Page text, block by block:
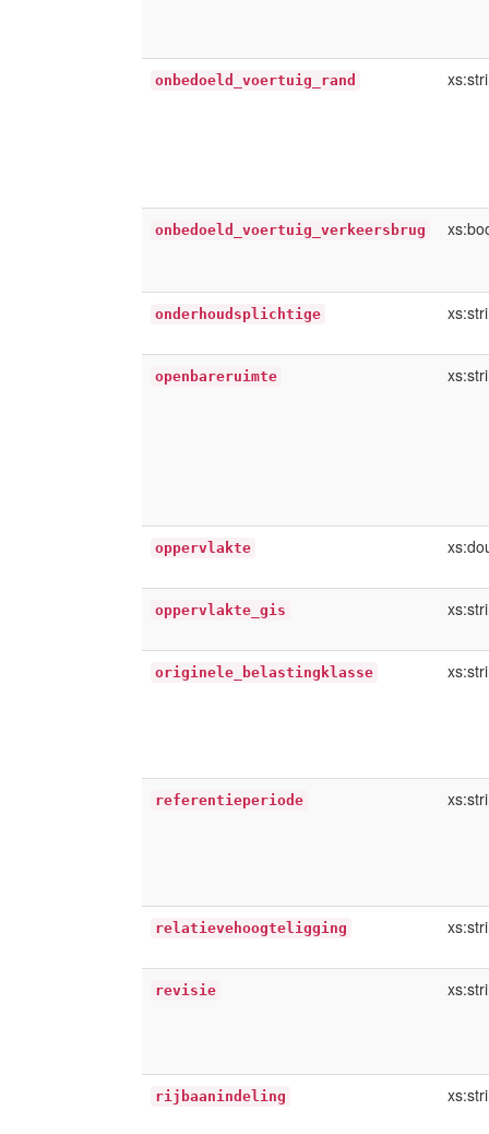
onbedoeld_voertuig_rand
onbedoeld_voertuig_verkeersbrug
onderhoudsplichtige
openbareruimte
oppervlakte
oppervlakte_gis
originele_belastingklasse
referentieperiode
relatievehoogteligging
revisie
rijbaanindeling